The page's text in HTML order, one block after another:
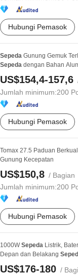
Hubungi Pemasok
Sepeda Gunung Gemuk
Sepeda dengan Bahan
US$154,4-157,6
Jumlah minimum:200
Hubungi Pemasok
Tomax 27.5 Paduan
Gunung Kecepatan
US$150,8 / Bagian
Jumlah minimum:200
Hubungi Pemasok
1000WSepeda Listrik,
Depan dan Belakang
US$176-180 /